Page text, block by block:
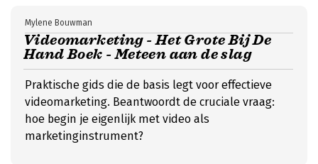
Videomarketing - Het Grote Bij De
Hand Boek - Meteen aan de slag
Mylene Bouwman
Praktische gids die de basis legt voor effectieve
videomarketing. Beantwoordt de cruciale vraag:
hoe begin je eigenlijk met video als
marketinginstrument?